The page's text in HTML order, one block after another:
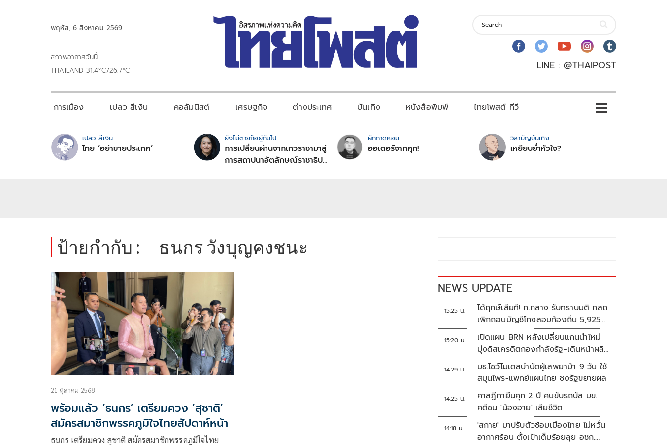
พฤหัส, 6 สิงหาคม 2569
สภาพอากาศวันนี้
THAILAND 31.4°C/26.7°C
LINE : @THAIPOST
การเมือง เปลว สีเงิน คอลัมนิสต์ เศรษฐกิจ ต่างประเทศ บันเทิง หนังสือพิมพ์ ไทยโพสต์ ทีวี
เปลว สีเงิน
ไทย ‘อย่าขายประเทศ’
ยังไม่ตายก็อยู่กันไป
การเปลี่ยนผ่านจากเทวราชามาสู่
การสถาปนาอัตลักษณ์ราชาธิป
ผักกาดหอม
ออเดอร์จากคุก!
วิสามัญบันเทิง
เหยียบย่ำหัวใจ?
ป้ายกำกับ : ธนกร​ วังบุญคงชนะ​
21 ตุลาคม 2568
พร้อมแล้ว ‘ธนกร’​ เตรียมควง​ ‘สุชาติ’​
สมัครสมาชิกพรรคภูมิใจ​ไทย​สัปดาห์หน้า​
ธนกร​ เตรียมควง​ สุชาติ​ สมัครสมาชิกพรรคภูมิใจ​ไทย​
NEWS UPDATE
15:25 น.
ได้ฤกษ์เสียที! ก.กลาง รับทราบมติ กสถ.
เพิกถอนบัญชีโกงสอบท้องถิ่น 5,925
ราย
15:20 น.
เปิดแผน BRN หลังเปลี่ยนแกนนำใหม่
มุ่งดิสเครดิตกองกำลังรัฐ-เดินหน้าผลิต
แนวร่วม
14:29 น.
มธ.โชว์โมเดลบำบัดผู้เสพยาบ้า 9 วัน ใช้
สมุนไพร-แพทย์แผนไทย ชงรัฐขยายผล
14:25 น.
ศาลฎีกายืนคุก 2 ปี คนขับรถบัส มข.
คดีชน 'น้องอาย' เสียชีวิต
14:18 น.
'สกาย' มาปรับตัวซ้อมเมืองไทย ไม่หวั่น
อากาศร้อน ตั้งเป้าเต็มร้อยลุย อชก.